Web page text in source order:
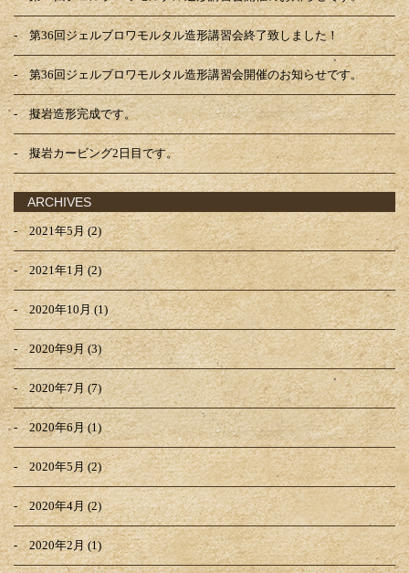
第36回ジェルブロワモルタル造形講習会終了致しました！
第36回ジェルブロワモルタル造形講習会開催のお知らせです。
擬岩造形完成です。
擬岩カービング2日目です。
ARCHIVES
2021年5月(2)
2021年1月(2)
2020年10月(1)
2020年9月(3)
2020年7月(7)
2020年6月(1)
2020年5月(2)
2020年4月 (2)
2020年2月(1)